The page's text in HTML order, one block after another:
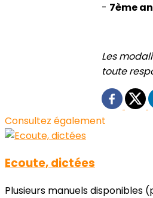
- 7ème
Les
toute
Consultez également
Ecoute, dictées
Plusieurs manuels disponibles